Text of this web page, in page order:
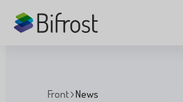
Zum Hauptinhalt springen
Front News